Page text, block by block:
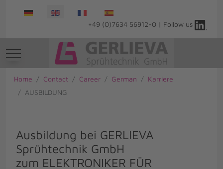
Select your language
+49 (0)7634 56912-0 | Follow us
Mobile Menu Toggle
Home Contact Career German
Karriere
AUSBILDUNG
Ausbildung bei GERLIEVA
Sprühtechnik GmbH
zum ELEKTRONIKER FÜR